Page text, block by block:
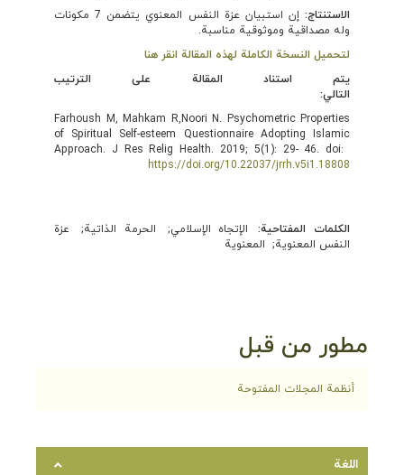
الاستنتاج:
إن استبيان عزة النفس المعنوي يتضمن 7 مكونات
وله مصداقية وموثوقية مناسبة.
لتحميل النسخة الكاملة لهذه المقالة انقر هنا
يتم استناد المقالة على الترتيب
التالي:
Farhoush M, Mahkam R,Noori N. Psychometric Properties
of Spiritual Self-esteem Questionnaire Adopting Islamic
Approach. J Res Relig Health. 2019; 5(1): 29- 46. doi:
https://doi.org/10.22037/jrrh.v5i1.18808
الكلمات المفتاحية: الإتجاه الإسلامي الحرمة الذاتية
عزة
النفس المعنوية
المعنوية
مطور من قبل
أنظمة المجلات المفتوحة
اللغة